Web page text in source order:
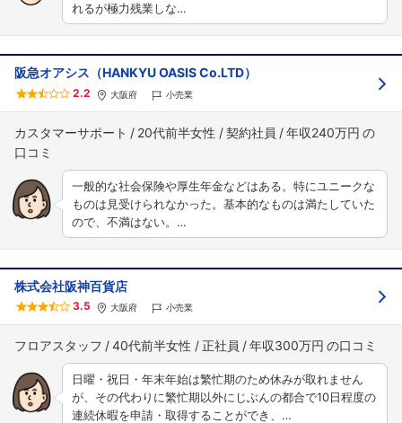
れるが極力残業しな…
阪急オアシス（HANKYU OASIS Co.LTD）
2.2 大阪府 小売業
カスタマーサポート 20代前半女性 契約社員 年収240万円
一般的な社会保険や厚生年金などはある。特にユニークな
ものは見受けられなかった。基本的なものは満たしていた
ので、不満はない。…
株式会社阪神百貨店
3.5 大阪府 小売業
フロアスタッフ 40代前半女性 正社員 年収300万円
日曜・祝日・年末年始は繁忙期のため休みが取れません
が、その代わりに繁忙期以外にじぶんの都合で10日程度の
連続休暇を申請・取得することができ、…